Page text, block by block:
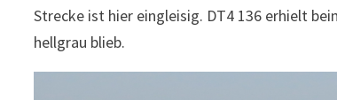
Strecke ist hier eingleisig. DT4 136 erhielt
hellgrau blieb.